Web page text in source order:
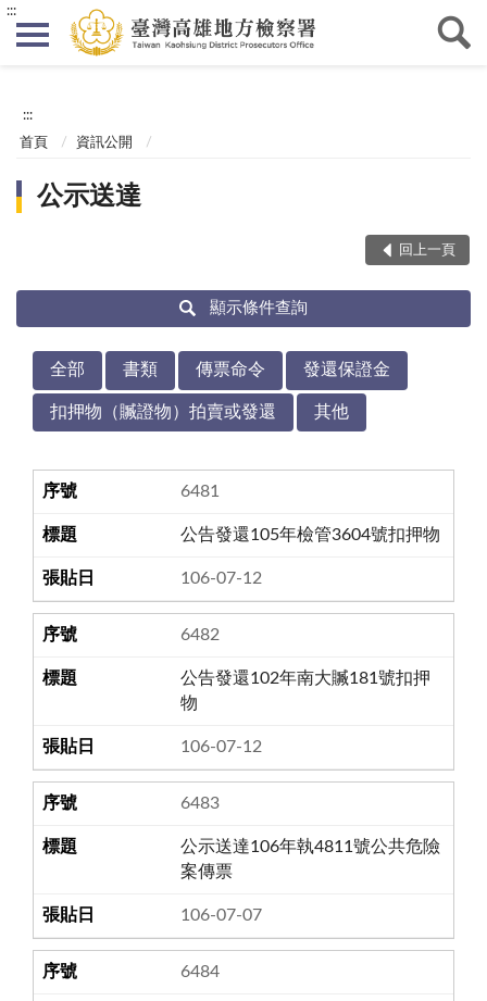
:::
:::
首頁 資訊公開
公示送達
回上一頁
顯示條件查詢
全部 書類 傳票命令 發還保證金
扣押物（贓證物）拍賣或發還 其他
6481
公告發還105年檢管3604號扣押物
106-07-12
6482
公告發還102年南大贓181號扣押
物
106-07-12
6483
公示送達106年執4811號公共危險
案傳票
106-07-07
6484